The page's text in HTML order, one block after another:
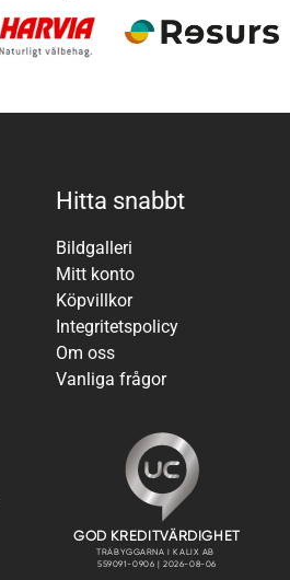
Hitta snabbt
Bildgalleri
Mitt konto
Köpvillkor
Integritetspolicy
Om oss
Vanliga frågor